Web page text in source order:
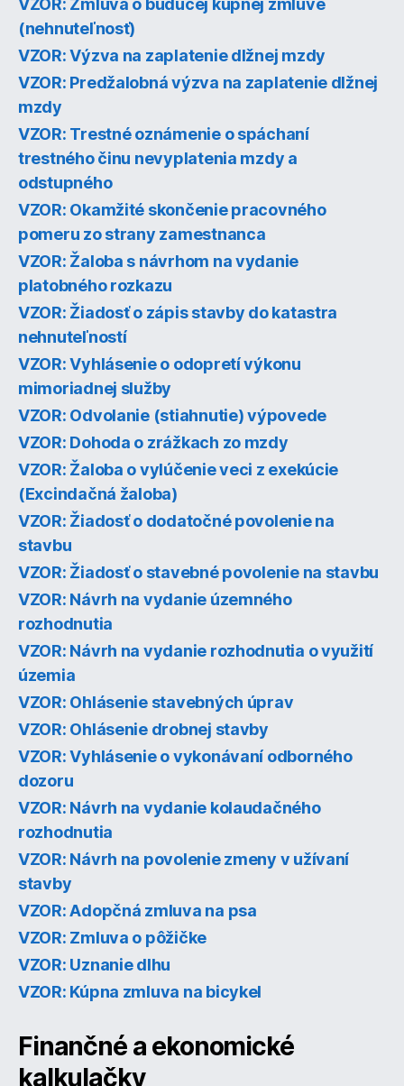
VZOR: Zmluva o budúcej kúpnej zmluve
(nehnuteľnosť)
VZOR: Výzva na zaplatenie dlžnej mzdy
VZOR: Predžalobná výzva na zaplatenie dlžnej
mzdy
VZOR: Trestné oznámenie o spáchaní
trestného činu nevyplatenia mzdy a
odstupného
VZOR: Okamžité skončenie pracovného
pomeru zo strany zamestnanca
VZOR: Žaloba s návrhom na vydanie
platobného rozkazu
VZOR: Žiadosť o zápis stavby do katastra
nehnuteľností
VZOR: Vyhlásenie o odopretí výkonu
mimoriadnej služby
VZOR: Odvolanie (stiahnutie) výpovede
VZOR: Dohoda o zrážkach zo mzdy
VZOR: Žaloba o vylúčenie veci z exekúcie
(Excindačná žaloba)
VZOR: Žiadosť o dodatočné povolenie na
stavbu
VZOR: Žiadosť o stavebné povolenie na stavbu
VZOR: Návrh na vydanie územného
rozhodnutia
VZOR: Návrh na vydanie rozhodnutia o využití
územia
VZOR: Ohlásenie stavebných úprav
VZOR: Ohlásenie drobnej stavby
VZOR: Vyhlásenie o vykonávaní odborného
dozoru
VZOR: Návrh na vydanie kolaudačného
rozhodnutia
VZOR: Návrh na povolenie zmeny v užívaní
stavby
VZOR: Adopčná zmluva na psa
VZOR: Zmluva o pôžičke
VZOR: Uznanie dlhu
VZOR: Kúpna zmluva na bicykel
Finančné a ekonomické
kalkulačky